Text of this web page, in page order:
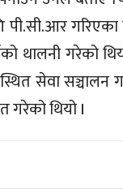
गरिएका
थालनी गरेको
सेवा सञ्चालन
गरेको थियो I